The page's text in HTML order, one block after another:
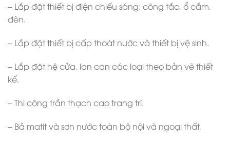
– Lắp đặt thiết bị điện chiếu sáng: công tắc, ổ cắm,
đèn.
– Lắp đặt thiết bị cấp thoát nước và thiết bị vệ sinh.
– Lắp đặt hệ cửa, lan can các loại theo bản vẽ thiết
kế.
– Thi công trần thạch cao trang trí.
– Bả matit và sơn nước toàn bộ nội và ngoại thất.